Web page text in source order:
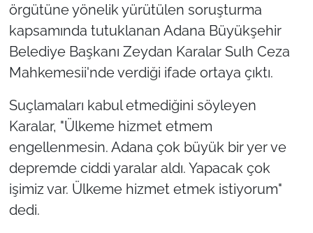
örgütüne yönelik yürütülen soruşturma
kapsamında tutuklanan Adana Büyükşehir
Belediye Başkanı Zeydan Karalar Sulh Ceza
Mahkemesii'nde verdiği ifade ortaya çıktı.
Suçlamaları kabul etmediğini söyleyen
Karalar, "Ülkeme hizmet etmem
engellenmesin. Adana çok büyük bir yer ve
depremde ciddi yaralar aldı. Yapacak çok
işimiz var. Ülkeme hizmet etmek istiyorum"
dedi.